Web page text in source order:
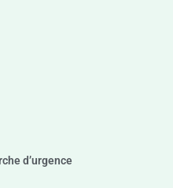
d’urgence